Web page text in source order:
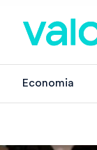
Economia